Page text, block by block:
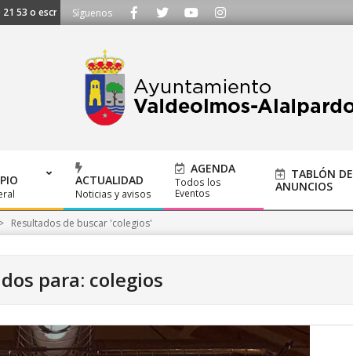
a ayuntamiento@alalpardo.org
Síguenos
ACTUALIDAD
Noticias y avisos
AGENDA
Todos los
Eventos
TABLÓN DE
ANUNCIOS
> Resultados de buscar 'colegios'
para: colegios